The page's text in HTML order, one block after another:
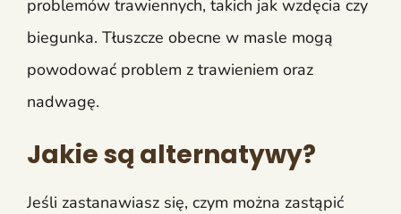
problemów trawiennych, takich jak wzdęcia czy
biegunka. Tłuszcze obecne w masle mogą
powodować problem z trawieniem oraz
nadwagę.
Jakie są alternatywy?
Jeśli zastanawiasz się, czym można zastąpić